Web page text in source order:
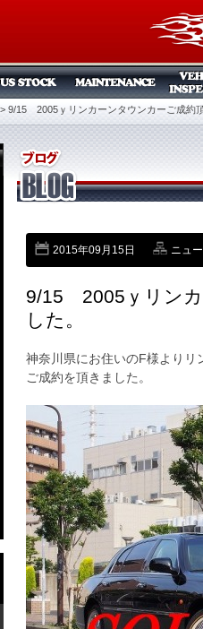
> 9/15 2005ｙリンカーンタウンカーご成約
2015年09月15日 ニュ
9/15 2005ｙリンカ
した。
神奈川県にお住いのF様より
ご成約を頂きました。